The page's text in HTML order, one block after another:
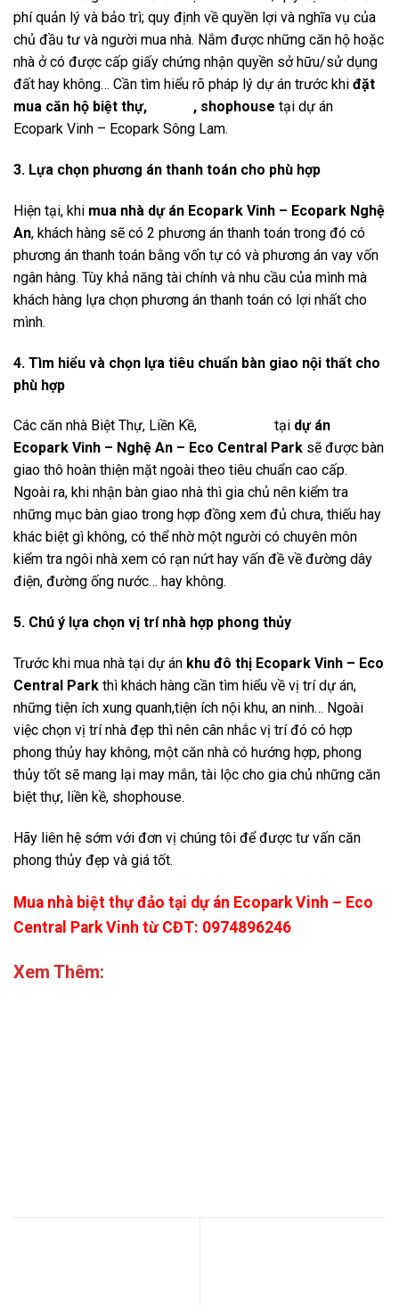
phí quản lý và bảo trì; quy định về quyền lợi và nghĩa vụ của
chủ đầu tư và người mua nhà. Nắm được những căn hộ hoặc
nhà ở có được cấp giấy chứng nhận quyền sở hữu/sử dụng
đất hay không… Cần tìm hiểu rõ pháp lý dự án trước khi đặt
mua căn hộ biệt thự,
, shophouse tại dự án
Ecopark Vinh – Ecopark Sông Lam.
3. Lựa chọn phương án thanh toán cho phù hợp
Hiện tại, khi mua nhà dự án Ecopark Vinh – Ecopark Nghệ
An, khách hàng sẽ có 2 phương án thanh toán trong đó có
phương án thanh toán bằng vốn tự có và phương án vay vốn
ngân hàng. Tùy khả năng tài chính và nhu cầu của mình mà
khách hàng lựa chọn phương án thanh toán có lợi nhất cho
mình.
4. Tìm hiểu và chọn lựa tiêu chuẩn bàn giao nội thất cho
phù hợp
Các căn nhà Biệt Thự, Liền Kề, tại dự án
Ecopark Vinh – Nghệ An – Eco Central Park sẽ được bàn
giao thô hoàn thiện mặt ngoài theo tiêu chuẩn cao cấp.
Ngoài ra, khi nhận bàn giao nhà thì gia chủ nên kiểm tra
những mục bàn giao trong hợp đồng xem đủ chưa, thiếu hay
khác biệt gì không, có thể nhờ một người có chuyên môn
kiểm tra ngôi nhà xem có rạn nứt hay vấn đề về đường dây
điện, đường ống nước… hay không.
5. Chú ý lựa chọn vị trí nhà hợp phong thủy
Trước khi mua nhà tại dự án khu đô thị Ecopark Vinh – Eco
Central Park thì khách hàng cần tìm hiểu về vị trí dự án,
những tiện ích xung quanh,tiện ích nội khu, an ninh… Ngoài
việc chọn vị trí nhà đẹp thì nên cân nhắc vị trí đó có hợp
phong thủy hay không, một căn nhà có hướng hợp, phong
thủy tốt sẽ mang lại may mắn, tài lộc cho gia chủ những căn
biệt thự, liền kề, shophouse.
Hãy liên hệ sớm với đơn vị chúng tôi để được tư vấn căn
phong thủy đẹp và giá tốt.
Mua nhà biệt thự đảo tại dự án Ecopark Vinh – Eco
Central Park Vinh từ CĐT: 0974896246
Xem Thêm: